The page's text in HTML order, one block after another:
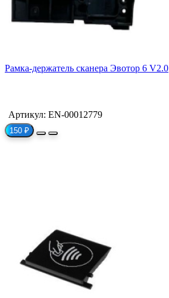
Рамка-держатель сканера Эвотор 6 V2.0
Артикул: EN-00012779
150 ₽